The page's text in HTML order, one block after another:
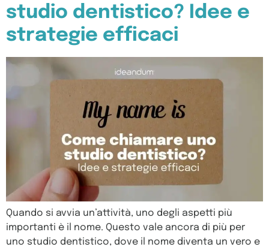
studio dentistico? Idee e
strategie efficaci
Quando si avvia un’attività, uno degli aspetti più
importanti è il nome. Questo vale ancora di più per
uno studio dentistico, dove il nome diventa un vero e